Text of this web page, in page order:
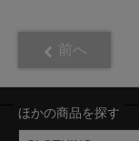
前へ
ほかの商品を探す